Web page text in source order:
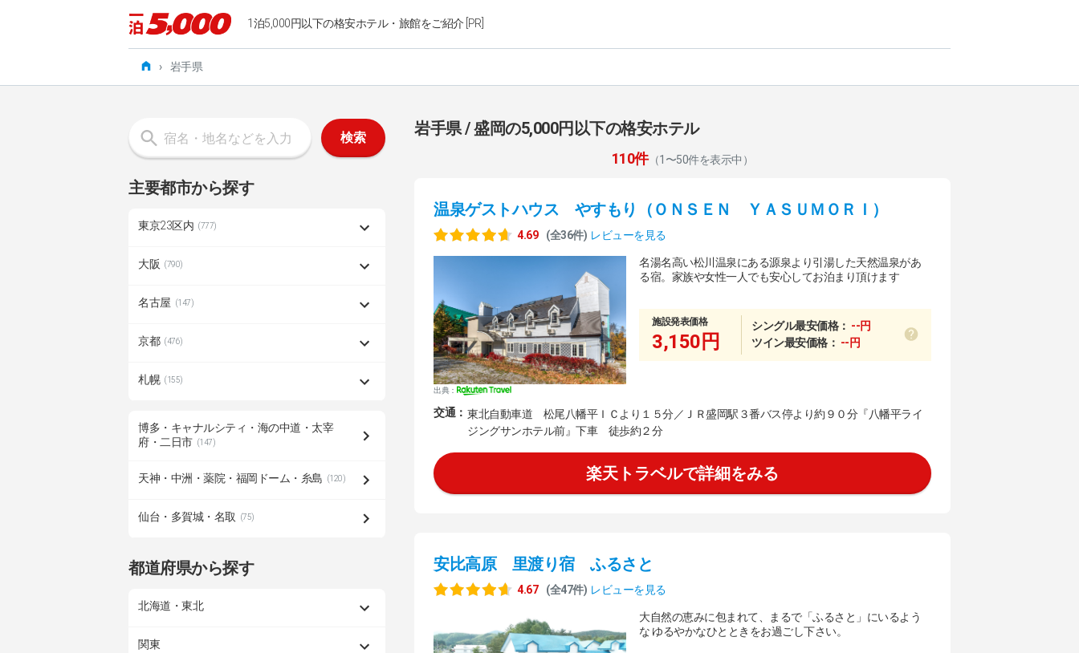
1泊5,000円以下の格安ホテル・旅館をご紹介 [PR]
› 岩手県
検索
主要都市から探す
東京23区内 (777)
大阪 (790)
名古屋 (147)
京都 (476)
札幌 (155)
博多・キャナルシティ・海の中道・太宰
府・二日市 (147)
天神・中洲・薬院・福岡ドーム・糸島 (120)
仙台・多賀城・名取 (75)
都道府県から探す
北海道・東北
関東
岩手県 / 盛岡の5,000円以下の格安ホテル
110件（1〜50件を表示中）
温泉ゲストハウス やすもり（ＯＮＳＥＮ ＹＡＳＵＭＯＲＩ）
4.69 (全36件) レビューを見る
出典：
名湯名高い松川温泉にある源泉より引湯した天然温泉があ
る宿。家族や女性一人でも安心してお泊まり頂けます
施設発表価格
3,150円
シングル最安価格： --円
ツイン最安価格： --円
交通： 東北自動車道 松尾八幡平ＩＣより１５分／ＪＲ盛岡駅３番バス停より約９０分『八幡平ライ
ジングサンホテル前』下車 徒歩約２分
楽天トラベルで詳細をみる
安比高原 里渡り宿 ふるさと
4.67 (全47件) レビューを見る
大自然の恵みに包まれて、まるで「ふるさと」にいるよう
な ゆるやかなひとときをお過ごし下さい。